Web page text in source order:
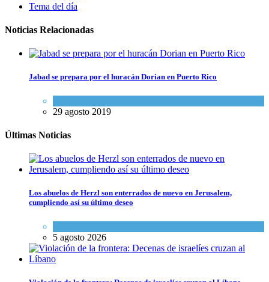
Tema del día
Noticias Relacionadas
Jabad se prepara por el huracán Dorian en Puerto Rico
29 agosto 2019
Últimas Noticias
Los abuelos de Herzl son enterrados de nuevo en Jerusalem,
cumpliendo así su último deseo
5 agosto 2026